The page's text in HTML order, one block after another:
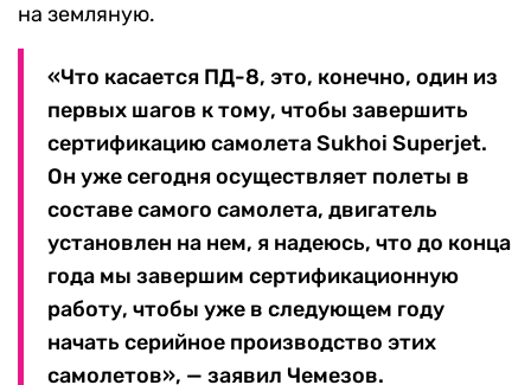
на земляную.
«Что касается ПД-8, это, конечно, один из
первых шагов к тому, чтобы завершить
сертификацию самолета Sukhoi Superjet.
Он уже сегодня осуществляет полеты в
составе самого самолета, двигатель
установлен на нем, я надеюсь, что до конца
года мы завершим сертификационную
работу, чтобы уже в следующем году
начать серийное производство этих
самолетов», — заявил Чемезов.